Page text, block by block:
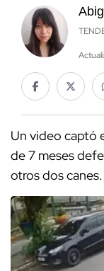
Un video captó
de 7 meses
otros dos canes.